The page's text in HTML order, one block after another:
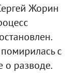
Жорин
с
о разводе.